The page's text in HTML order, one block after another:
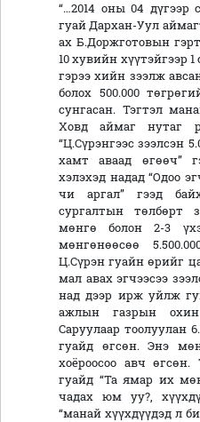
“…2014 оны 04
гуай Дархан-Уул
ах Б.Доржготовын
10 хувийн хүүтэйгээр
гэрээ хийн зээлж
болох 500.000
сунгасан. Тэгтэл
Ховд аймаг нутаг
“Ц.Сүрэнгээс зээлсэн
хамт аваад өгөөч”
хэлэхэд надад “Одоо
чи аргал” гээд
сургалтын төлбөрт
мөнгө болон 2-3
мөнгөнөөсөө
Ц.Сүрэн гуайн өрийг
мал авах эгчээсээ
над дээр ирж уйлж
ажлын газрын охин
Саруулаар тоолуулан
гуайд өгсөн. Энэ
хоёроосоо авч
гуайд “Та ямар их
чадах юм уу?,
“манай хүүхдүүдэд л